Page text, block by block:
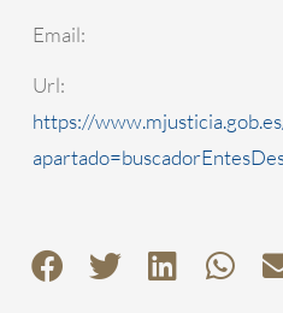
Email:
Url:
https://